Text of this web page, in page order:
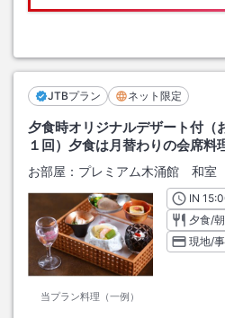
JTBプラン ネット限定
夕食時オリジナルデザート付（
１回）夕食は月替わりの会席料
お部屋： プレミアム木涌館 和
当プラン料理（一例）
INチ
夕食/
現地/